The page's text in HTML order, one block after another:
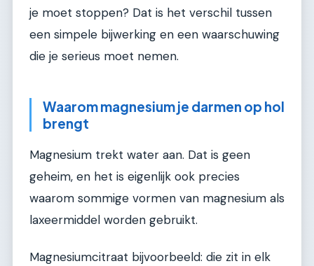
je moet stoppen? Dat is het verschil tussen
een simpele bijwerking en een waarschuwing
die je serieus moet nemen.
Waarom magnesium je darmen op hol
brengt
Magnesium trekt water aan. Dat is geen
geheim, en het is eigenlijk ook precies
waarom sommige vormen van magnesium als
laxeermiddel worden gebruikt.
Magnesiumcitraat bijvoorbeeld: die zit in elk